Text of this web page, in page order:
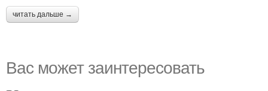
читать дальше →
Вас может заинтересовать